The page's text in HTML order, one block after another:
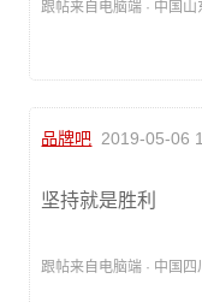
跟帖来自电脑端 · 中国山
品牌吧 2019-05-06
坚持就是胜利
跟帖来自电脑端 · 中国四